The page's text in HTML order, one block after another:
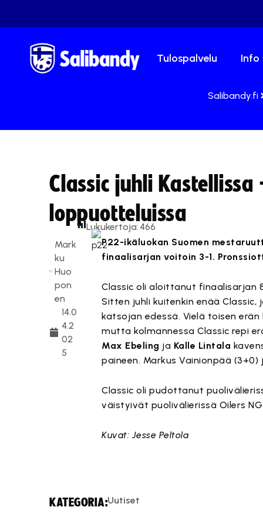
Tulospalvelu Info
Salibandy.fi
Classic juhli
loppuotteluissa
Mark
ku
Huo
pon
en
14.0
4.2
02
5
Lukukertoja: 466
P22-ikäluokan Suomen
finaalisarjan voitoin 3-1.
Classic oli aloittanut finaalisarjan
Sitten juhli kuitenkin enää Classic,
katsojan edessä. Vielä toisen erän
mutta kolmannessa Classic repi
Max Ebeling ja Kalle Lintala
paineen. Markus Vainionpää
Classic oli pudottanut
väistyivät puolivälierissä Oilers
Kuvat: Jesse Peltola
KATEGORIA:Uutiset